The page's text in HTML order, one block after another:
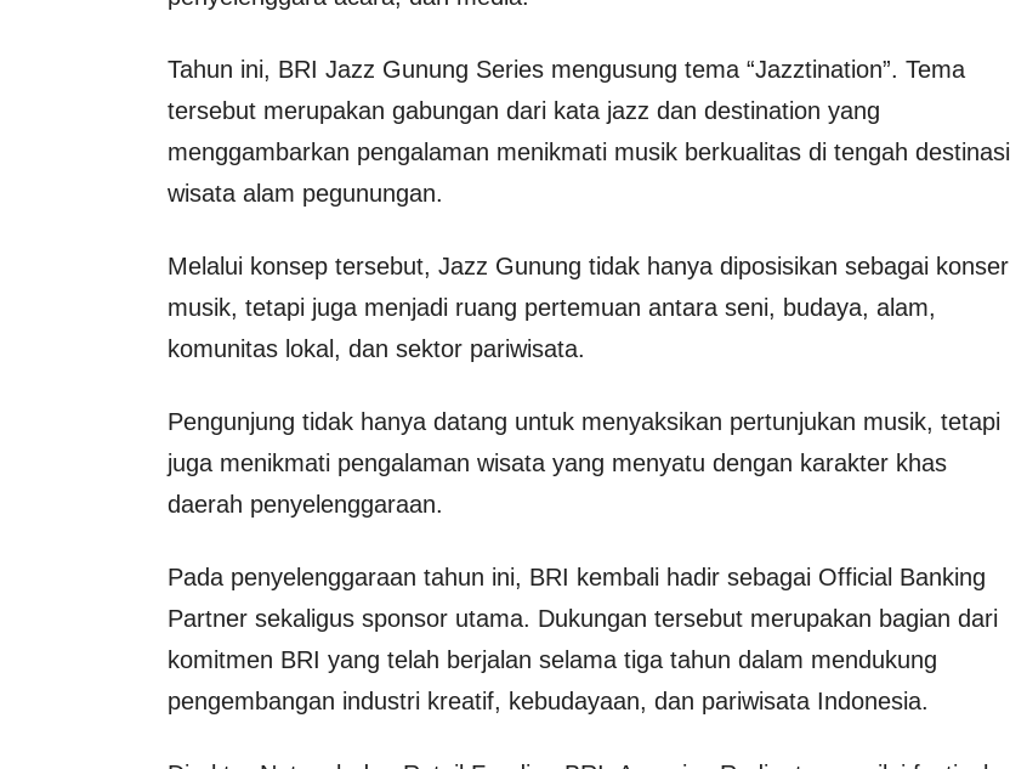
Tahun ini, BRI Jazz Gunung Series mengusung tema “Jazztination”. Tema
tersebut merupakan gabungan dari kata jazz dan destination yang
menggambarkan pengalaman menikmati musik berkualitas di tengah destinasi
wisata alam pegunungan.
Melalui konsep tersebut, Jazz Gunung tidak hanya diposisikan sebagai konser
musik, tetapi juga menjadi ruang pertemuan antara seni, budaya, alam,
komunitas lokal, dan sektor pariwisata.
Pengunjung tidak hanya datang untuk menyaksikan pertunjukan musik, tetapi
juga menikmati pengalaman wisata yang menyatu dengan karakter khas
daerah penyelenggaraan.
Pada penyelenggaraan tahun ini, BRI kembali hadir sebagai Official Banking
Partner sekaligus sponsor utama. Dukungan tersebut merupakan bagian dari
komitmen BRI yang telah berjalan selama tiga tahun dalam mendukung
pengembangan industri kreatif, kebudayaan, dan pariwisata Indonesia.